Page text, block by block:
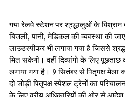
गया रेलवे स्टेशन पर श्रद्धालुओं के
बिजली, पानी, मेडिकल की व्यवस्था की
लाउडस्पीकर भी लगाया गया है जिससे
मिल सकेगी। वहीं दिव्यांगो के लिए पूछताछ
लगाया गया है। 9 सितंबर से पितृपक्ष
दो जोड़ी पितृपक्ष स्पेशल ट्रेनों का